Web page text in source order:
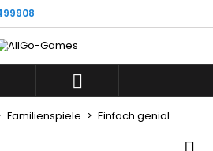

Familienspiele Einfach genial
×
add_circle_outline
Neue Liste anlegen
×
×
sein, um Artikel Ihrer
zu können.